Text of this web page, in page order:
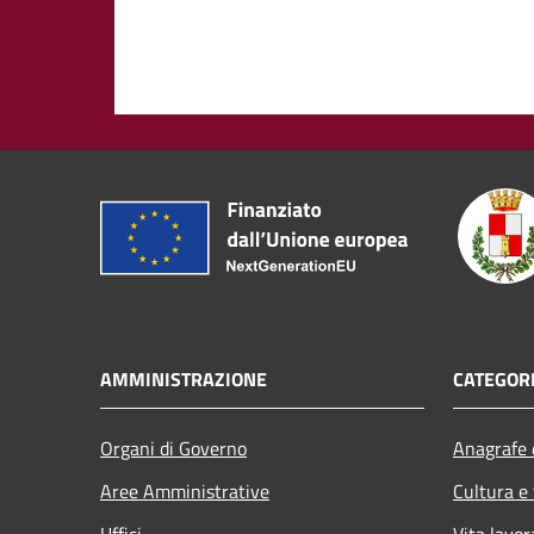
AMMINISTRAZIONE
Organi di Governo
Aree Amministrative
Cultura